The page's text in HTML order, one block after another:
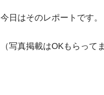
今日はそのレポートです。
（写真掲載はOKもらって